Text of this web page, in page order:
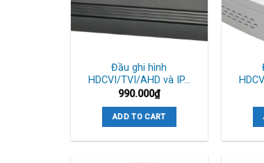
Đầu ghi hình
HDCVI/TVI/AHD và IP…
990.000₫
ADD TO CART